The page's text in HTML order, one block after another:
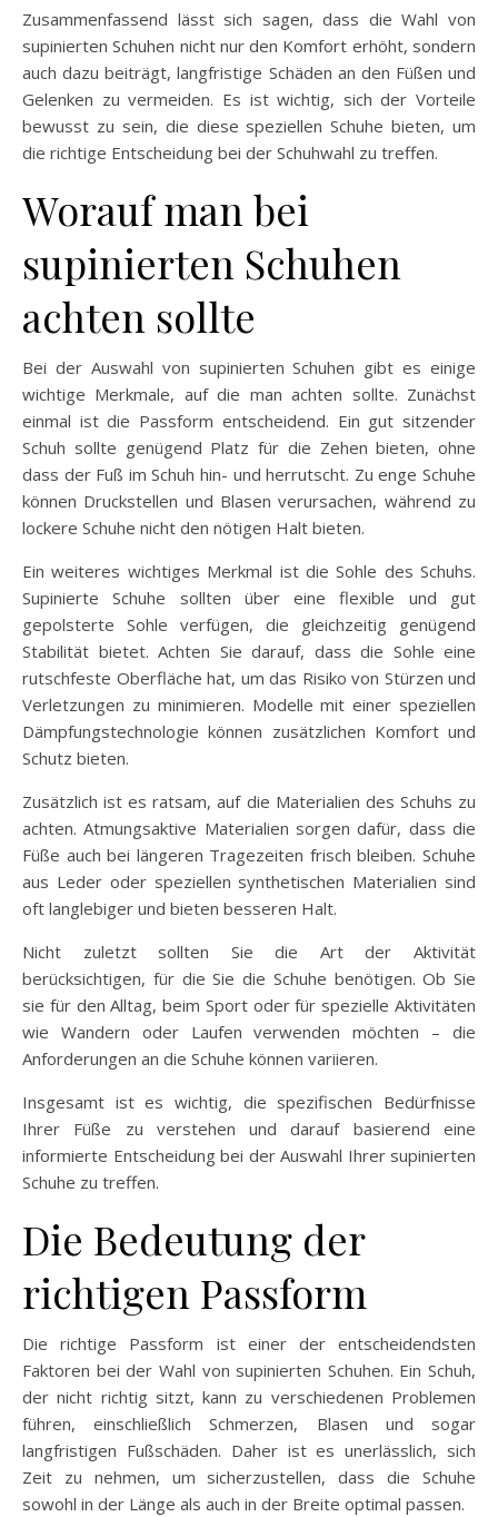
Zusammenfassend lässt sich sagen, dass die Wahl von
supinierten Schuhen nicht nur den Komfort erhöht, sondern
auch dazu beiträgt, langfristige Schäden an den Füßen und
Gelenken zu vermeiden. Es ist wichtig, sich der Vorteile
bewusst zu sein, die diese speziellen Schuhe bieten, um
die richtige Entscheidung bei der Schuhwahl zu treffen.
Worauf man bei
supinierten Schuhen
achten sollte
Bei der Auswahl von supinierten Schuhen gibt es einige
wichtige Merkmale, auf die man achten sollte. Zunächst
einmal ist die Passform entscheidend. Ein gut sitzender
Schuh sollte genügend Platz für die Zehen bieten, ohne
dass der Fuß im Schuh hin- und herrutscht. Zu enge Schuhe
können Druckstellen und Blasen verursachen, während zu
lockere Schuhe nicht den nötigen Halt bieten.
Ein weiteres wichtiges Merkmal ist die Sohle des Schuhs.
Supinierte Schuhe sollten über eine flexible und gut
gepolsterte Sohle verfügen, die gleichzeitig genügend
Stabilität bietet. Achten Sie darauf, dass die Sohle eine
rutschfeste Oberfläche hat, um das Risiko von Stürzen und
Verletzungen zu minimieren. Modelle mit einer speziellen
Dämpfungstechnologie können zusätzlichen Komfort und
Schutz bieten.
Zusätzlich ist es ratsam, auf die Materialien des Schuhs zu
achten. Atmungsaktive Materialien sorgen dafür, dass die
Füße auch bei längeren Tragezeiten frisch bleiben. Schuhe
aus Leder oder speziellen synthetischen Materialien sind
oft langlebiger und bieten besseren Halt.
Nicht zuletzt sollten Sie die Art der Aktivität
berücksichtigen, für die Sie die Schuhe benötigen. Ob Sie
sie für den Alltag, beim Sport oder für spezielle Aktivitäten
wie Wandern oder Laufen verwenden möchten – die
Anforderungen an die Schuhe können variieren.
Insgesamt ist es wichtig, die spezifischen Bedürfnisse
Ihrer Füße zu verstehen und darauf basierend eine
informierte Entscheidung bei der Auswahl Ihrer supinierten
Schuhe zu treffen.
Die Bedeutung der
richtigen Passform
Die richtige Passform ist einer der entscheidendsten
Faktoren bei der Wahl von supinierten Schuhen. Ein Schuh,
der nicht richtig sitzt, kann zu verschiedenen Problemen
führen, einschließlich Schmerzen, Blasen und sogar
langfristigen Fußschäden. Daher ist es unerlässlich, sich
Zeit zu nehmen, um sicherzustellen, dass die Schuhe
sowohl in der Länge als auch in der Breite optimal passen.